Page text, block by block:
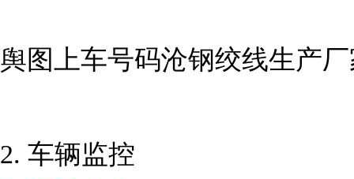
舆图上车号码沧钢绞线生产
2. 车辆监控